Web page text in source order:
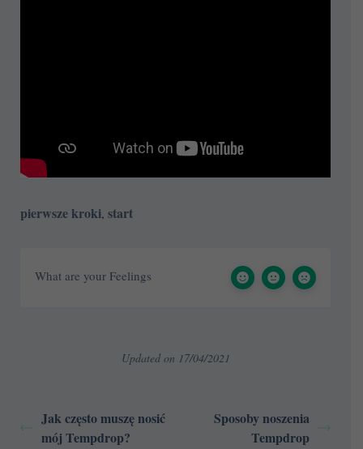
pierwsze kroki, start
What are your Feelings
Updated on 17/04/2021
Jak często muszę nosić
mój Tempdrop?
Sposoby noszenia
Tempdrop